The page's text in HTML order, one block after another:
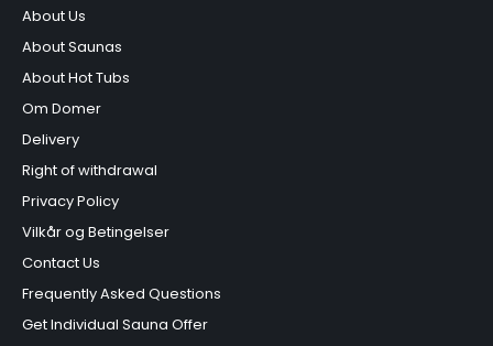
About Us
About Saunas
About Hot Tubs
Om Domer
Delivery
Right of withdrawal
Privacy Policy
Vilkår og Betingelser
Contact Us
Frequently Asked Questions
Get Individual Sauna Offer